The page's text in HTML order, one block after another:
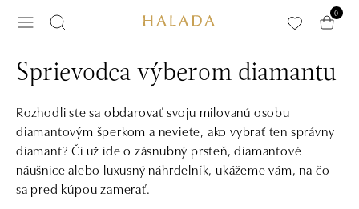
0
Sprievodca výberom diamantu
Rozhodli ste sa obdarovať svoju milovanú osobu
diamantovým šperkom a neviete, ako vybrať ten správny
diamant? Či už ide o zásnubný prsteň, diamantové
náušnice alebo luxusný náhrdelník, ukážeme vám, na čo
sa pred kúpou zamerať.